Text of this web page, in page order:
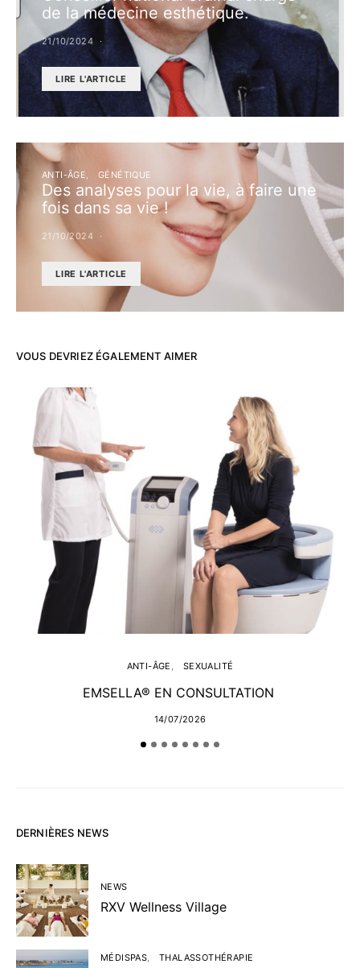
de la médecine esthétique.
21/10/2024
LIRE L'ARTICLE
ANTI-ÂGE GÉNÉTIQUE
Des analyses pour la vie, à faire une
fois dans sa vie !
21/10/2024
LIRE L'ARTICLE
VOUS DEVRIEZ ÉGALEMENT AIMER
ANTI-ÂGE SEXUALITÉ
EMSELLA® EN CONSULTATION
14/07/2026
DERNIÈRES NEWS
NEWS
RXV Wellness Village
MÉDISPAS THALASSOTHÉRAPIE